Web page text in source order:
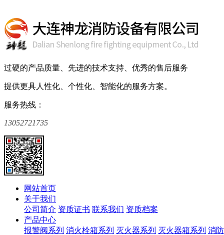
过硬的产品质量、先进的技术支持、优秀的售后服务
提供更具人性化、个性化、智能化的服务方案。
服务热线：
13052721735
网站首页
关于我们
公司简介 资质证书 联系我们 资质档案
产品中心
报警阀系列 消火栓箱系列 灭火器系列 灭火器箱系列 消